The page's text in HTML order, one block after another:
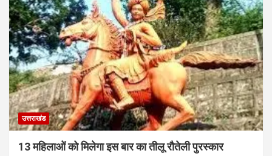
उत्तराखंड
13 महिलाओं को मिलेगा इस बार का तीलू रौतेली पुरस्कार